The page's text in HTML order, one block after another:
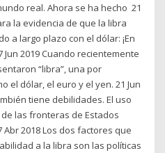
real. Ahora se ha hecho 21
la evidencia de que la libra
a largo plazo con el dólar: ¡En
2019 Cuando recientemente
“libra”, una por
el dólar, el euro y el yen. 21 Jun
tiene debilidades. El uso
las fronteras de Estados
2018 Los dos factores que
a la libra son las políticas